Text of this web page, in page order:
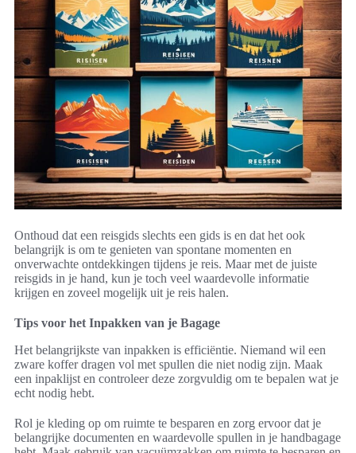
Onthoud dat een reisgids slechts een gids is en dat het ook
belangrijk is om te genieten van spontane momenten en
onverwachte ontdekkingen tijdens je reis. Maar met de juiste
reisgids in je hand, kun je toch veel waardevolle informatie
krijgen en zoveel mogelijk uit je reis halen.
Tips voor het Inpakken van je Bagage
Het belangrijkste van inpakken is efficiëntie. Niemand wil een
zware koffer dragen vol met spullen die niet nodig zijn. Maak
een inpaklijst en controleer deze zorgvuldig om te bepalen wat je
echt nodig hebt.
Rol je kleding op om ruimte te besparen en zorg ervoor dat je
belangrijke documenten en waardevolle spullen in je handbagage